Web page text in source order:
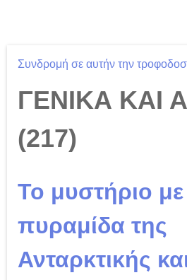
Συνδρομή σε αυτήν την
ΓΕΝΙΚΑ ΚΑΙ
(217)
Το μυστήριο
πυραμίδα της
Ανταρκτικής